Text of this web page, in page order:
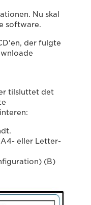
Nu skal
software.
der fulgte
tilsluttet det
eller Letter-
(B)